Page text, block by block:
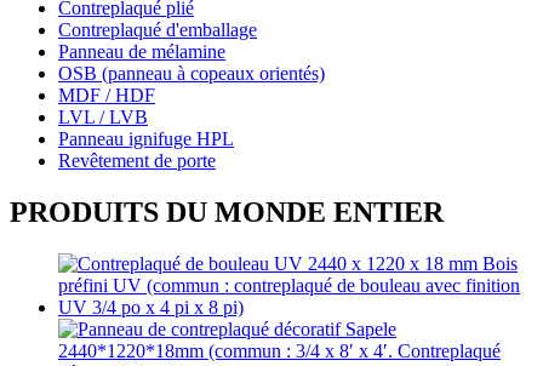
Contreplaqué plié
Contreplaqué d'emballage
Panneau de mélamine
OSB (panneau à copeaux orientés)
MDF / HDF
LVL / LVB
Panneau ignifuge HPL
Revêtement de porte
PRODUITS DU MONDE ENTIER